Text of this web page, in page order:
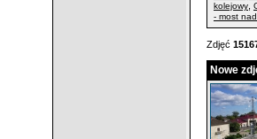
kolejowy
- most
Zdjęć
Nowe